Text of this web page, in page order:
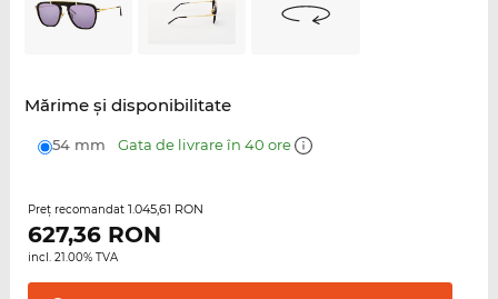
Mărime şi disponibilitate
54 mm Gata de livrare în 40 ore
Preţ recomandat 1.045,61 RON
627,36RON
incl. 21.00% TVA